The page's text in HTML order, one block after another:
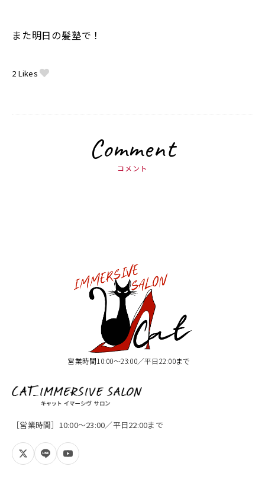
また明日の髪塾で！
2 Likes
Comment
コメント
営業時間10:00〜23:00／平日22:00まで
［営業時間］10:00〜23:00／平日22:00まで